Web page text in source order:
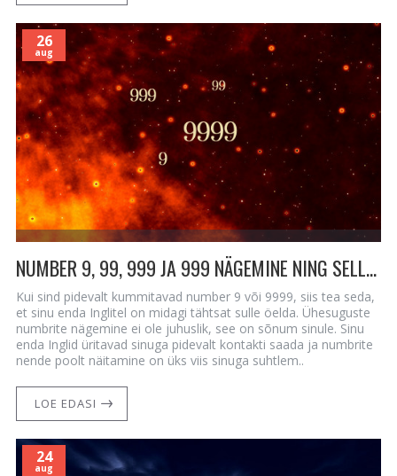
26
aug
NUMBER 9, 99, 999 JA 999 NÄGEMINE NING SELLE SÕNUM SINU INGLITELT
Kui sind pidevalt kummitavad number 9 või 9999, siis tea seda,
et sinu enda Inglitel on midagi tähtsat sulle öelda. Ühesuguste
numbrite nägemine ei ole juhuslik, see on sõnum sinule. Sinu
enda Inglid üritavad sinuga pidevalt kontakti saada ja numbrite
nende poolt näitamine on üks viis sinuga suhtlem..
LOE EDASI
24
aug